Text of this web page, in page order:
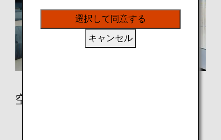
空港
選択して同意する
キャンセル